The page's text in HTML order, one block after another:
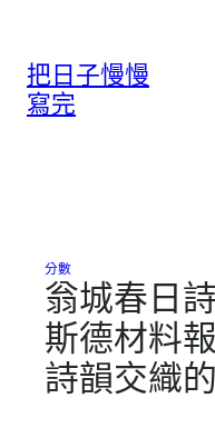
把日子慢慢
寫完
分數
翁城春日
斯德材料
詩韻交織